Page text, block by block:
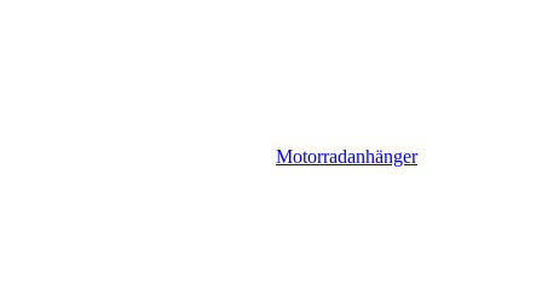
Motorradanhänger